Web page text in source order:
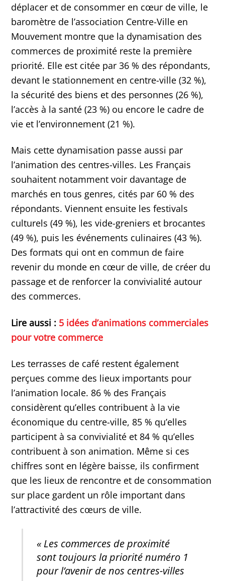
déplacer et de consommer en cœur de ville, le
baromètre de l’association Centre-Ville en
Mouvement montre que la dynamisation des
commerces de proximité reste la première
priorité. Elle est citée par 36 % des répondants,
devant le stationnement en centre-ville (32 %),
la sécurité des biens et des personnes (26 %),
l’accès à la santé (23 %) ou encore le cadre de
vie et l’environnement (21 %).
Mais cette dynamisation passe aussi par
l’animation des centres-villes. Les Français
souhaitent notamment voir davantage de
marchés en tous genres, cités par 60 % des
répondants. Viennent ensuite les festivals
culturels (49 %), les vide-greniers et brocantes
(49 %), puis les événements culinaires (43 %).
Des formats qui ont en commun de faire
revenir du monde en cœur de ville, de créer du
passage et de renforcer la convivialité autour
des commerces.
Lire aussi : 5 idées d’animations commerciales
pour votre commerce
Les terrasses de café restent également
perçues comme des lieux importants pour
l’animation locale. 86 % des Français
considèrent qu’elles contribuent à la vie
économique du centre-ville, 85 % qu’elles
participent à sa convivialité et 84 % qu’elles
contribuent à son animation. Même si ces
chiffres sont en légère baisse, ils confirment
que les lieux de rencontre et de consommation
sur place gardent un rôle important dans
l’attractivité des cœurs de ville.
« Les commerces de proximité
sont toujours la priorité numéro 1
pour l’avenir de nos centres-villes